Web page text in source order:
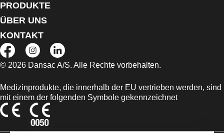
PRODUKTE
ÜBER UNS
KONTAKT
© 2026 Dansac A/S. Alle Rechte vorbehalten.
Medizinprodukte, die innerhalb der EU vertrieben werden, sind
mit einem der folgenden Symbole gekennzeichnet